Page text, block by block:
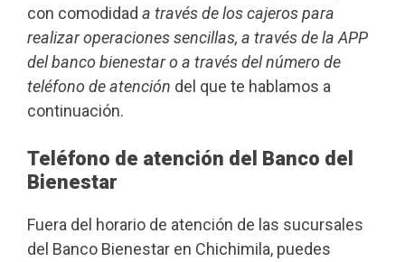
con comodidad a través de los cajeros para
realizar operaciones sencillas, a través de la APP
del banco bienestar o a través del número de
teléfono de atención del que te hablamos a
continuación.
Teléfono de atención del Banco del
Bienestar
Fuera del horario de atención de las sucursales
del Banco Bienestar en Chichimila, puedes